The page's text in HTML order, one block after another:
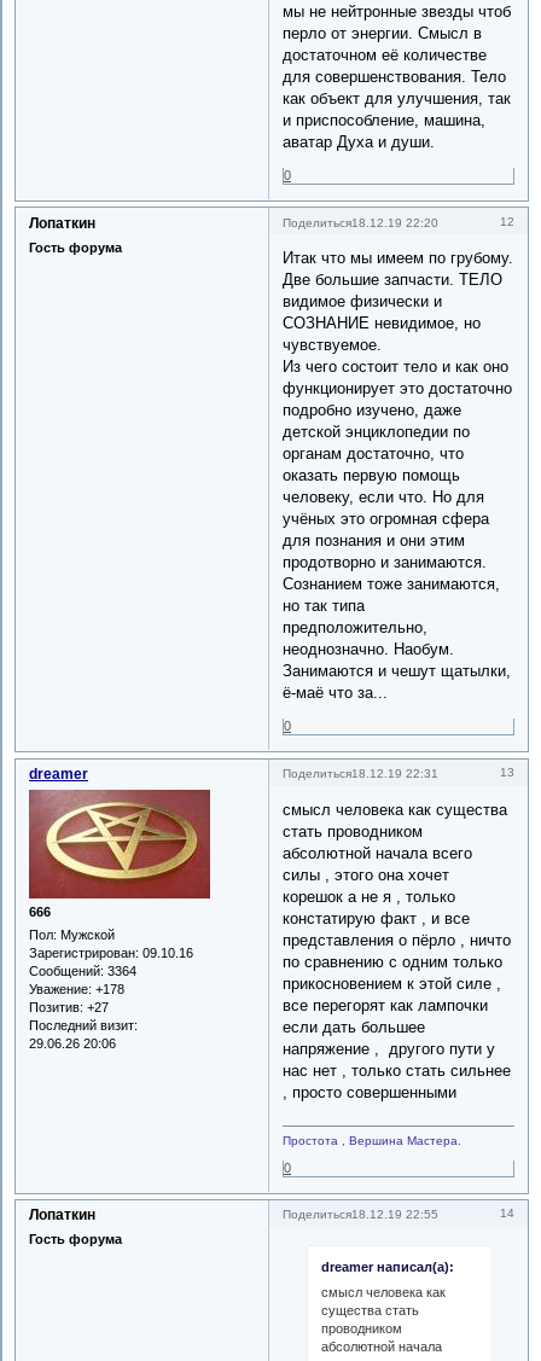
мы не нейтронные звезды чтоб
перло от энергии. Смысл в
достаточном её количестве
для совершенствования. Тело
как объект для улучшения, так
и приспособление, машина,
аватар Духа и души.
0
Поделиться 12
18.12.19 22:20
Лопаткин
Гость форума
Итак что мы имеем по грубому.
Две большие запчасти. ТЕЛО
видимое физически и
СОЗНАНИЕ невидимое, но
чувствуемое.
Из чего состоит тело и как оно
функционирует это достаточно
подробно изучено, даже
детской энциклопедии по
органам достаточно, что
оказать первую помощь
человеку, если что. Но для
учёных это огромная сфера
для познания и они этим
продотворно и занимаются.
Сознанием тоже занимаются,
но так типа
предположительно,
неоднозначно. Наобум.
Занимаются и чешут щатылки,
ё-маё что за...
0
Поделиться 13
18.12.19 22:31
dreamer
666
Пол: Мужской
Зарегистрирован: 09.10.16
Сообщений: 3364
Уважение: +178
Позитив: +27
Последний визит:
29.06.26 20:06
смысл человека как существа
стать проводником
абсолютной начала всего
силы , этого она хочет
корешок а не я , только
констатирую факт , и все
представления о пёрло , ничто
по сравнению с одним только
прикосновением к этой силе ,
все перегорят как лампочки
если дать большее
напряжение , другого пути у
нас нет , только стать сильнее
, просто совершенными
Простота , Вершина Мастера.
0
Поделиться 14
18.12.19 22:55
Лопаткин
Гость форума
dreamer написал(а):
смысл человека как
существа стать
проводником
абсолютной начала